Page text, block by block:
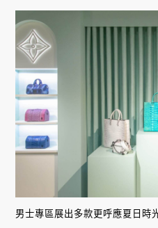
男士專區展出多款更呼應夏日時